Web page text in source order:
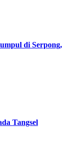
di Serpong,
Tangsel